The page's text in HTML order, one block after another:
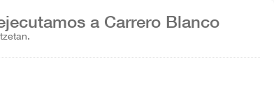
a Carrero Blanco